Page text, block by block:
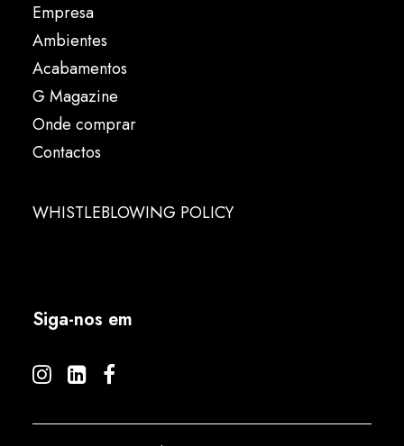
Empresa
Ambientes
Acabamentos
G Magazine
Onde comprar
Contactos
WHISTLEBLOWING POLICY
Siga-nos em